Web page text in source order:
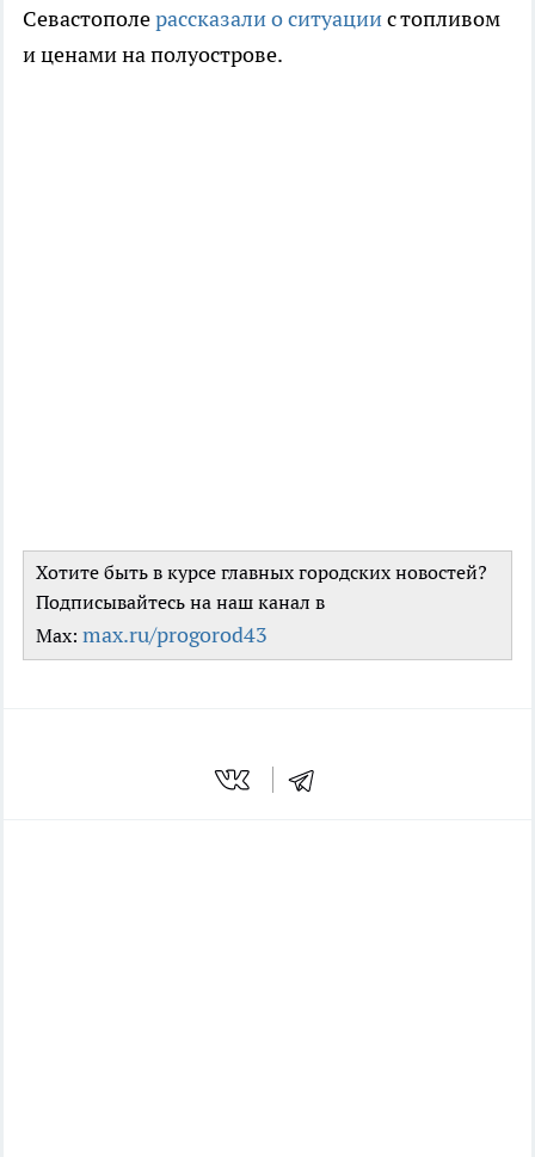
Севастополерассказали о ситуациис топливом
и ценами на полуострове.
Хотите быть в курсе главных городских новостей?
Подписывайтесь на наш канал в
Max: max.ru/progorod43